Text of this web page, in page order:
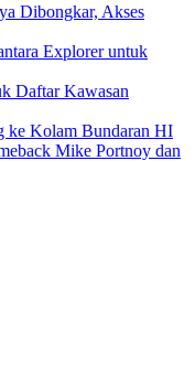
Dibongkar, Akses
Explorer untuk
Daftar Kawasan
Kolam Bundaran HI
Mike Portnoy dan